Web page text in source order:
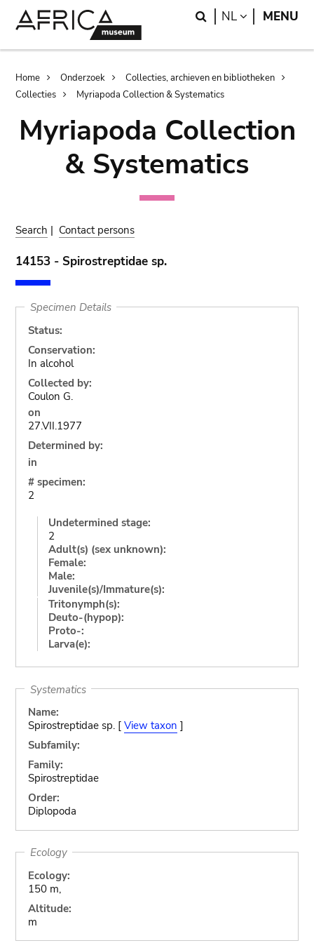
Search
NL LANGUAGE
MENU
Breadcrumb
Home Onderzoek
Collecties, archieven en bibliotheken
Collecties
Myriapoda Collection & Systematics
Myriapoda Collection
& Systematics
Search | Contact persons
14153 - Spirostreptidae sp.
Specimen Details
Status:
Conservation:
In alcohol
Collected by:
Coulon G.
on
27.VII.1977
Determined by:
in
# specimen:
2
Undetermined stage:
2
Adult(s) (sex unknown):
Female:
Male:
Juvenile(s)/Immature(s):
Tritonymph(s):
Deuto-(hypop):
Proto-:
Larva(e):
Systematics
Name:
Spirostreptidae sp. [ View taxon ]
Subfamily:
Family:
Spirostreptidae
Order:
Diplopoda
Ecology
Ecology:
150 m,
Altitude:
m